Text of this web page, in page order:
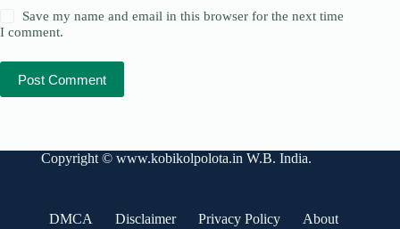
Save my name and email in this browser for the next time
I comment.
Post Comment
Copyright © www.kobikolpolota.inW.B. India.
DMCA Disclaimer Privacy Policy
About